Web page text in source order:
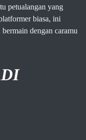
petualangan yang
biasa, ini
dengan caramu